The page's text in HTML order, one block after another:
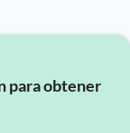
para obtener